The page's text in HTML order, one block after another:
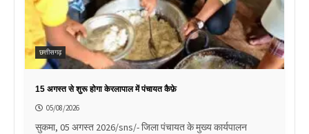
छत्तीसगढ़
15 अगस्त से शुरू होगा केरलापाल में पंचायत कैफ़े
05/08/2026
सुकमा, 05 अगस्त 2026/sns/- जिला पंचायत के मुख्य कार्यपालन